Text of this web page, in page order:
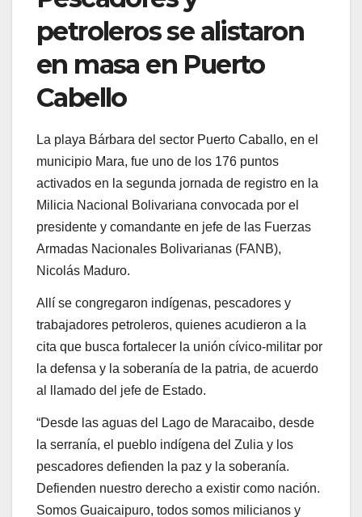
Armadas Nacionales Bolivarianas (FANB),
Nicolás Maduro.
Allí se congregaron indígenas, pescadores y
trabajadores petroleros, quienes acudieron a la
cita que busca fortalecer la unión cívico-militar por
la defensa y la soberanía de la patria, de acuerdo
al llamado del jefe de Estado.
“Desde las aguas del Lago de Maracaibo, desde
la serranía, el pueblo indígena del Zulia y los
pescadores defienden la paz y la soberanía.
Defienden nuestro derecho a existir como nación.
Somos Guaicaipuro, todos somos milicianos y
milicianas de la patria”, expresó el gobernador
Luis Caldera.
«Hemos activado este punto de registro en playa
Bárbara, puerto Caballo, para recibir a nuestro
pueblo que ha salido de forma masiva a alistarse
en las Milicias Nacionales Bolivarianas», explicó
el mayor general Pedro Esteban González
Ovalles, comandante de la Región Estratégica de
Defensa Integral (Redi) Occidente, quien señaló
que «los agresores creen que el pueblo se va a